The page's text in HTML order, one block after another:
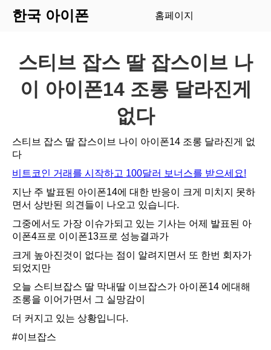
한국 아이폰 홈페이지
스티브 잡스 딸 잡스이브 나
이 아이폰14 조롱 달라진게
없다
스티브 잡스 딸 잡스이브 나이 아이폰14 조롱 달라진게 없
다
비트코인 거래를 시작하고 100달러 보너스를 받으세요!
지난 주 발표된 아이폰14에 대한 반응이 크게 미치지 못하
면서 상반된 의견들이 나오고 있습니다.
그중에서도 가장 이슈가되고 있는 기사는 어제 발표된 아
이폰4프로 이이폰13프로 성능결과가
크게 높아진것이 없다는 점이 알려지면서 또 한번 회자가
되었지만
오늘 스티브잡스 딸 막내딸 이브잡스가 아이폰14 에대해
조롱을 이어가면서 그 실망감이
더 커지고 있는 상황입니다.
#이브잡스